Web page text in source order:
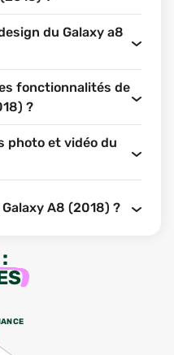
du Galaxy a8
fonctionnalités de
?
photo et vidéo du
A8 (2018) ?
: